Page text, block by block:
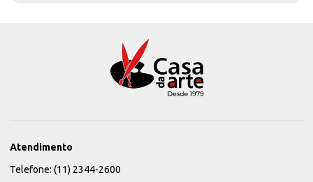
Atendimento
Telefone: (11) 2344-2600